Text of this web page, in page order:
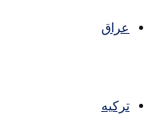
عراق
ترکیه